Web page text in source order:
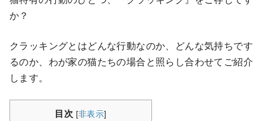
か？
クラッキングとはどんな行動なのか、どんな気持ちです
るのか、わが家の猫たちの場合と照らし合わせてご紹介
します。
目次 [非表示]